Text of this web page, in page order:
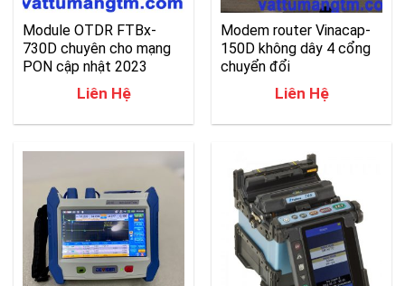
Module OTDR FTBx-
730D chuyên cho mạng
PON cập nhật 2023
Liên Hệ
Modem router Vinacap-
150D không dây 4 cổng
chuyển đổi
Liên Hệ